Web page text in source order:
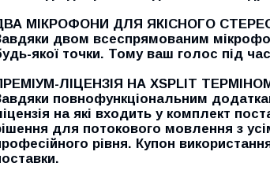
МІКРОФОНИ ДЛЯ ЯКІСНОГО
двом всеспрямованим
якої точки. Тому ваш голос під
ЛІЦЕНЗІЯ НА XSPLIT
повнофункціональним
на які входить у комплект
для потокового мовлення з
рівня. Купон